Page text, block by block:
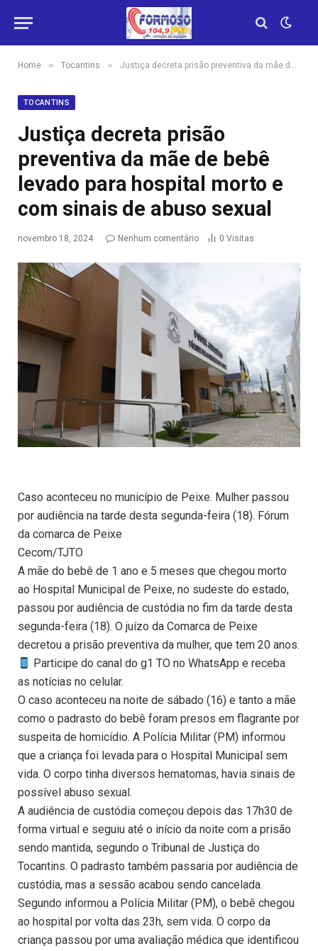
Home » Tocantins » Justiça decreta prisão preventiva da mãe de bebê levado para hospital morto e com sinais de abuso sexual
TOCANTINS
Justiça decreta prisão
preventiva da mãe de bebê
levado para hospital morto e
com sinais de abuso sexual
novembro 18, 2024 Nenhum comentário 0 Visitas
Caso aconteceu no município de Peixe. Mulher passou
por audiência na tarde desta segunda-feira (18). Fórum
da comarca de Peixe
Cecom/TJTO
A mãe do bebê de 1 ano e 5 meses que chegou morto
ao Hospital Municipal de Peixe, no sudeste do estado,
passou por audiência de custódia no fim da tarde desta
segunda-feira (18). O juízo da Comarca de Peixe
decretou a prisão preventiva da mulher, que tem 20 anos.
Participe do canal do g1 TO no WhatsApp e receba
as notícias no celular.
O caso aconteceu na noite de sábado (16) e tanto a mãe
como o padrasto do bebê foram presos em flagrante por
suspeita de homicídio. A Polícia Militar (PM) informou
que a criança foi levada para o Hospital Municipal sem
vida. O corpo tinha diversos hematomas, havia sinais de
possível abuso sexual.
A audiência de custódia começou depois das 17h30 de
forma virtual e seguiu até o início da noite com a prisão
sendo mantida, segundo o Tribunal de Justiça do
Tocantins. O padrasto também passaria por audiência de
custódia, mas a sessão acabou sendo cancelada.
Segundo informou a Polícia Militar (PM), o bebê chegou
ao hospital por volta das 23h, sem vida. O corpo da
criança passou por uma avaliação médica que identificou